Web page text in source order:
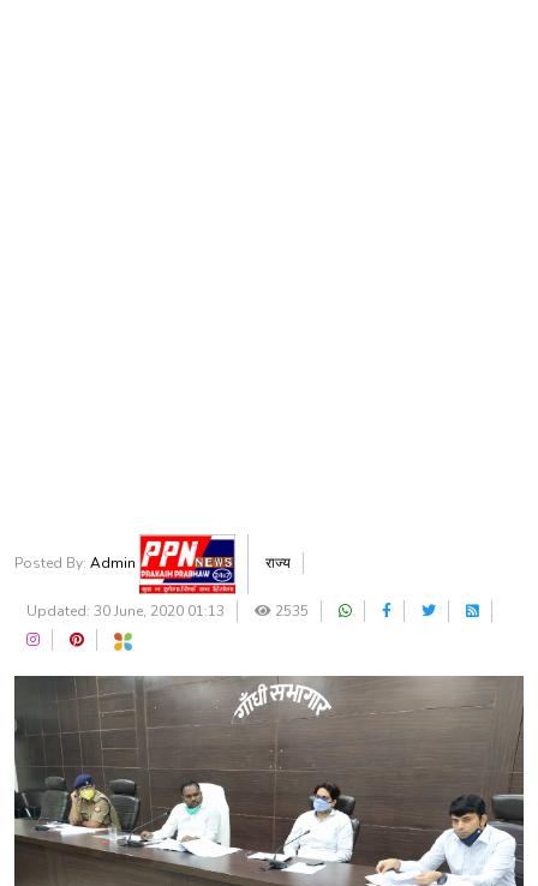
Posted By: Admin राज्य
Updated: 30 June, 2020 01:13 2535